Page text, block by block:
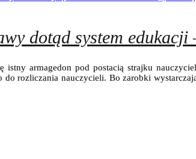
dotąd system edukacji
istny armagedon pod postacią strajku
do rozliczania nauczycieli. Bo zarobki